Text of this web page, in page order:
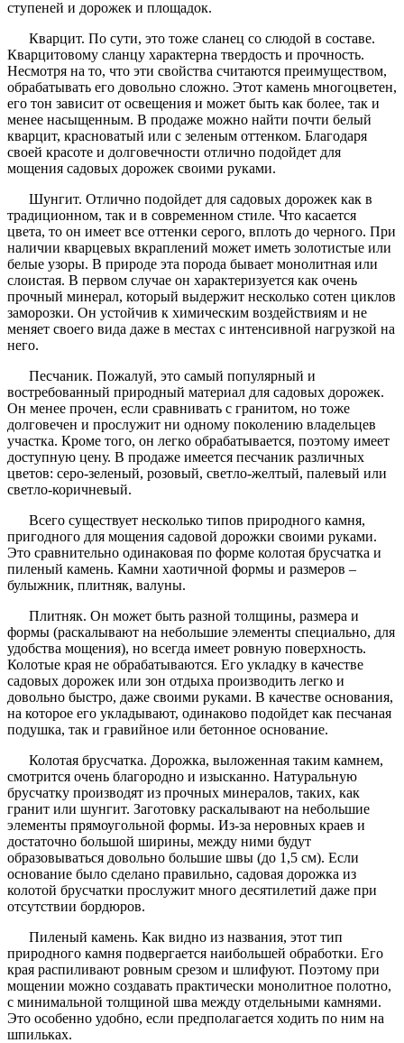
ступеней и дорожек и площадок.
Кварцит. По сути, это тоже сланец со слюдой в составе.
Кварцитовому сланцу характерна твердость и прочность.
Несмотря на то, что эти свойства считаются преимуществом,
обрабатывать его довольно сложно. Этот камень многоцветен,
его тон зависит от освещения и может быть как более, так и
менее насыщенным. В продаже можно найти почти белый
кварцит, красноватый или с зеленым оттенком. Благодаря
своей красоте и долговечности отлично подойдет для
мощения садовых дорожек своими руками.
Шунгит. Отлично подойдет для садовых дорожек как в
традиционном, так и в современном стиле. Что касается
цвета, то он имеет все оттенки серого, вплоть до черного. При
наличии кварцевых вкраплений может иметь золотистые или
белые узоры. В природе эта порода бывает монолитная или
слоистая. В первом случае он характеризуется как очень
прочный минерал, который выдержит несколько сотен циклов
заморозки. Он устойчив к химическим воздействиям и не
меняет своего вида даже в местах с интенсивной нагрузкой на
него.
Песчаник. Пожалуй, это самый популярный и
востребованный природный материал для садовых дорожек.
Он менее прочен, если сравнивать с гранитом, но тоже
долговечен и прослужит ни одному поколению владельцев
участка. Кроме того, он легко обрабатывается, поэтому имеет
доступную цену. В продаже имеется песчаник различных
цветов: серо-зеленый, розовый, светло-желтый, палевый или
светло-коричневый.
Всего существует несколько типов природного камня,
пригодного для мощения садовой дорожки своими руками.
Это сравнительно одинаковая по форме колотая брусчатка и
пиленый камень. Камни хаотичной формы и размеров –
булыжник, плитняк, валуны.
Плитняк. Он может быть разной толщины, размера и
формы (раскалывают на небольшие элементы специально, для
удобства мощения), но всегда имеет ровную поверхность.
Колотые края не обрабатываются. Его укладку в качестве
садовых дорожек или зон отдыха производить легко и
довольно быстро, даже своими руками. В качестве основания,
на которое его укладывают, одинаково подойдет как песчаная
подушка, так и гравийное или бетонное основание.
Колотая брусчатка. Дорожка, выложенная таким камнем,
смотрится очень благородно и изысканно. Натуральную
брусчатку производят из прочных минералов, таких, как
гранит или шунгит. Заготовку раскалывают на небольшие
элементы прямоугольной формы. Из-за неровных краев и
достаточно большой ширины, между ними будут
образовываться довольно большие швы (до 1,5 см). Если
основание было сделано правильно, садовая дорожка из
колотой брусчатки прослужит много десятилетий даже при
отсутствии бордюров.
Пиленый камень. Как видно из названия, этот тип
природного камня подвергается наибольшей обработки. Его
края распиливают ровным срезом и шлифуют. Поэтому при
мощении можно создавать практически монолитное полотно,
с минимальной толщиной шва между отдельными камнями.
Это особенно удобно, если предполагается ходить по ним на
шпильках.